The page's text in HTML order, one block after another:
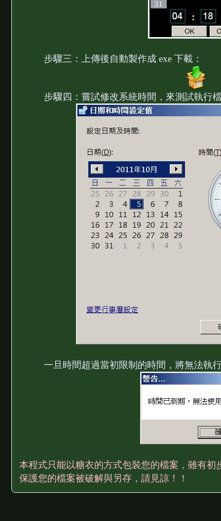
步驟三：上傳後自動製作成 exe 下載：
步驟四：嘗試修改系統時間，來測試執行
一旦時間超過當初限制的時間，將無法執
本程式只能以糖衣的方式包裝您的檔案，雖有初
保護您的檔案被破解與另存，請見諒！！